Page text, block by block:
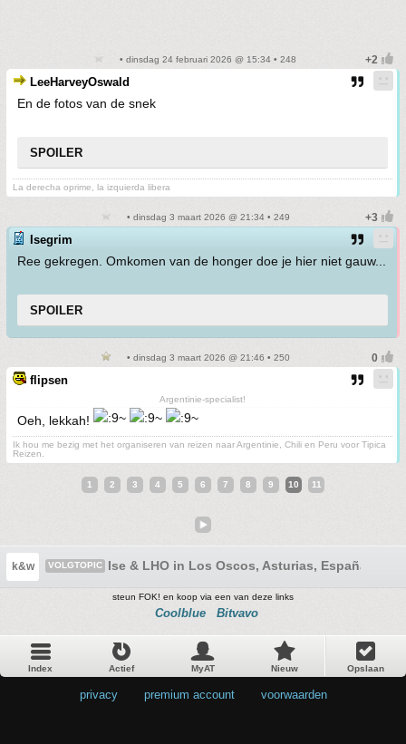
• dinsdag 24 februari 2026 @ 15:34 • 248
LeeHarveyOswald
En de fotos van de snek
SPOILER
La derecha oprime, la izquierda libera
• dinsdag 3 maart 2026 @ 21:34 • 249
Isegrim
Ree gekregen. Omkomen van de honger doe je hier niet gauw...
SPOILER
• dinsdag 3 maart 2026 @ 21:46 • 250
flipsen
Argentinie-specialist!
Oeh, lekkah!
Ik hou me bezig met het organiseren van reizen naar Argentinie, Chili en Peru voor Tipica
Reizen.
1 2 3 4 5 6 7 8 9 10 11
k&w VOLGTOPIC Ise & LHO in Los Oscos, Asturias, España
steun FOK! en koop via een van deze links
Coolblue Bitvavo
Index Actief MyAT Nieuw Opslaan
privacy premium account voorwaarden